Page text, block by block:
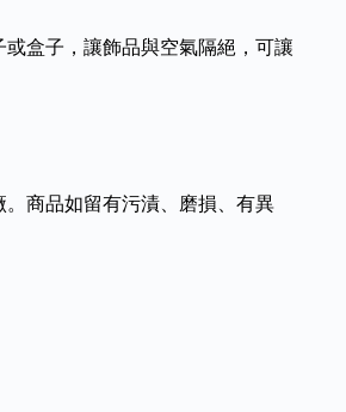
盒子，讓飾品與空氣隔絕，可讓
商品如留有污漬、磨損、有異